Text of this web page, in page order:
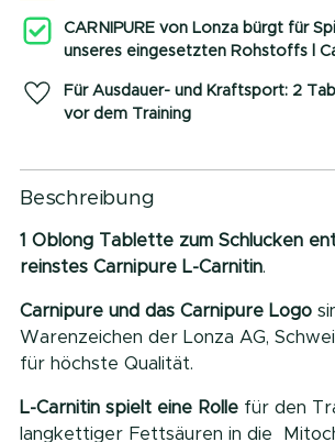
CARNIPURE von Lonza bürgt für
unseres eingesetzten Rohstoffs l
Für Ausdauer- und Kraftsport: 2
vor dem Training
Produkt
in
Warenkorb
legen
Beschreibung
1 Oblong Tablette zum Schlucken
reinstes Carnipure L-Carnitin.
Carnipure und das Carnipure Logo
Warenzeichen der Lonza AG,
für höchste Qualität.
L-Carnitin spielt eine Rolle für den
langkettiger Fettsäuren in die